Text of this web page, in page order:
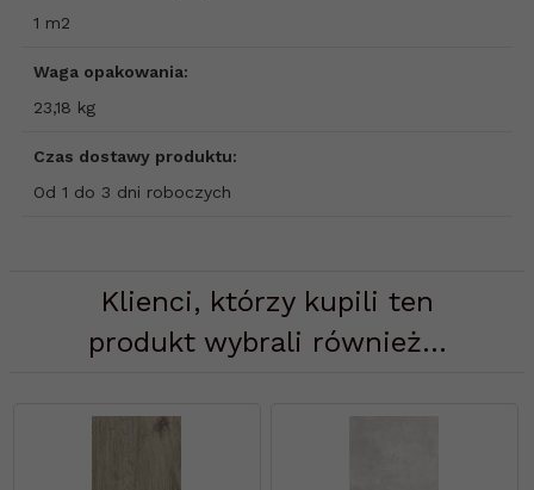
1 m2
Waga opakowania:
23,18 kg
Czas dostawy produktu:
Od 1 do 3 dni roboczych
Klienci, którzy kupili ten
produkt wybrali również...